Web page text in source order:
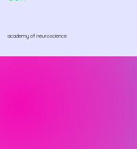
academy of neuroscience